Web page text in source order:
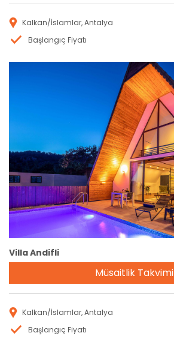
Kalkan/İslamlar, Antalya
Başlangıç Fiyatı
Rezervasyon
Villa Andifli
Müsaitlik Takvimi
Kalkan/İslamlar, Antalya
Başlangıç Fiyatı